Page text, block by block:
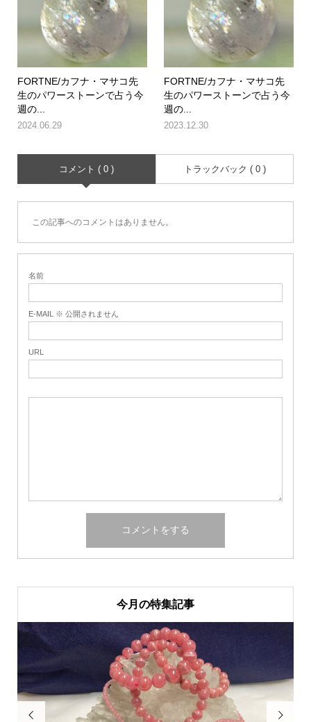
FORTNE/カフナ・マサコ先
生のパワーストーンで占う今
週の...
2024.06.29
FORTNE/カフナ・マサコ先
生のパワーストーンで占う今
週の...
2023.12.30
コメント ( 0 ) トラックバック ( 0 )
この記事へのコメントはありません。
名前
E-MAIL ※ 公開されません
URL
今月の特集記事
 